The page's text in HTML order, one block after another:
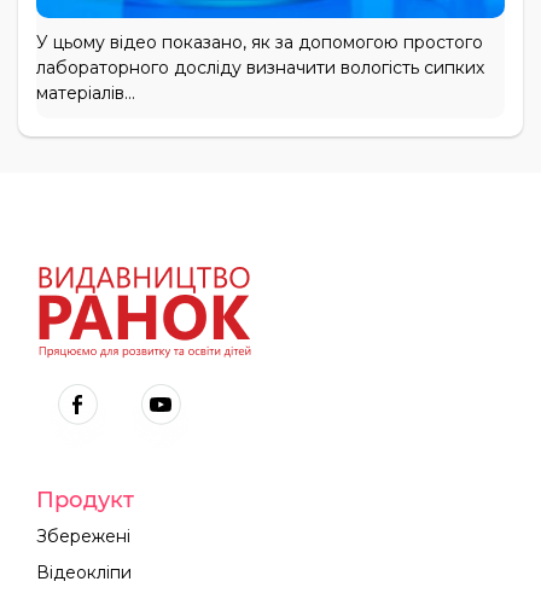
У цьому відео показано, як за допомогою простого
лабораторного досліду визначити вологість сипких
матеріалів...
Продукт
Збережені
Відеокліпи